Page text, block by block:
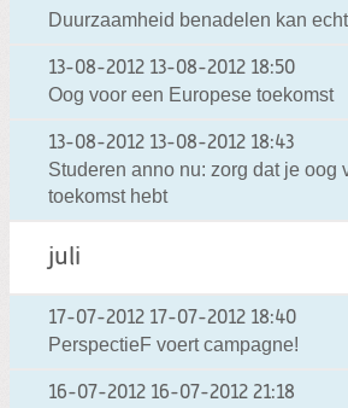
Duurzaamheid benadelen kan
13-08-2012 13-08-2012 18:50
Oog voor een Europese toekomst
13-08-2012 13-08-2012 18:43
Studeren anno nu: zorg dat je oog
toekomst hebt
juli
17-07-2012 17-07-2012 18:40
PerspectieF voert campagne!
16-07-2012 16-07-2012 21:18